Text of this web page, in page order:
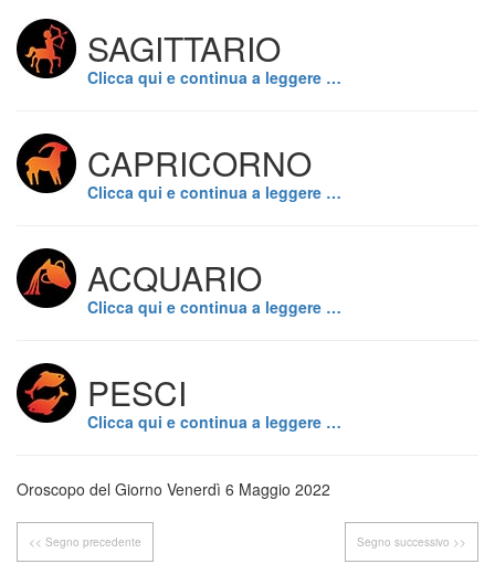
SAGITTARIO
Clicca qui e continua a leggere …
CAPRICORNO
Clicca qui e continua a leggere …
ACQUARIO
Clicca qui e continua a leggere …
PESCI
Clicca qui e continua a leggere …
Oroscopo del Giorno Venerdì 6 Maggio 2022
<< Segno precedente Segno successivo >>